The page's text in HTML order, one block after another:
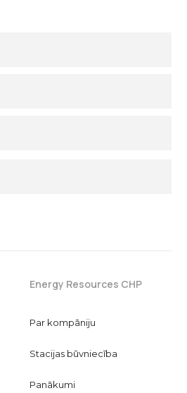
Energy Resources CHP
Par kompāniju
Stacijas būvniecība
Panākumi